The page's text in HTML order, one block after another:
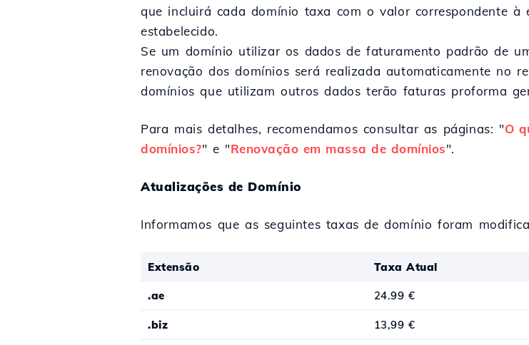
que incluirá cada domínio taxa com o valor correspondente
estabelecido.
Se um domínio utilizar os dados de faturamento padrão de
renovação dos domínios será realizada automaticamente no
domínios que utilizam outros dados terão faturas proforma
Para mais detalhes, recomendamos consultar as páginas: "O
domínios?" e "Renovação em massa de domínios".
Atualizações de Domínio
Informamos que as seguintes taxas de domínio foram
Extensão Taxa Atual
.ae 24.99 €
.biz 13,99 €